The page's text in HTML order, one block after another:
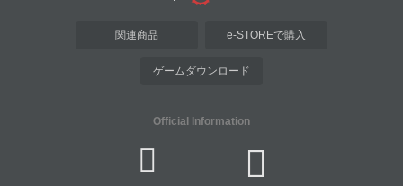
関連商品 e-STOREで購入
ゲームダウンロード
Official Information